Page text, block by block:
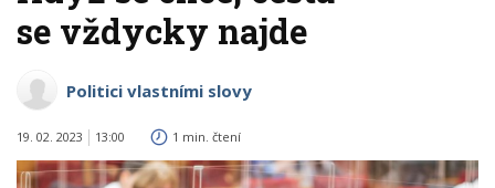
se vždycky najde
Politici vlastními slovy
19. 02. 2023 13:00 1 min. čtení